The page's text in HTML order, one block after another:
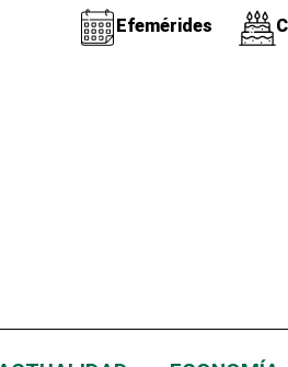
Efemérides